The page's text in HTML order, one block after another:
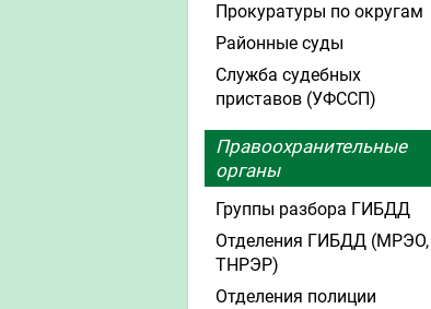
Прокуратуры по округам
Районные суды
Служба судебных
приставов (УФССП)
Правоохранительные
органы
Группы разбора ГИБДД
Отделения ГИБДД (МРЭО,
ТНРЭР)
Отделения полиции